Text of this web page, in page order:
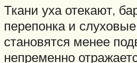
Ткани уха отекают,
перепонка и слуховые
становятся менее
непременно